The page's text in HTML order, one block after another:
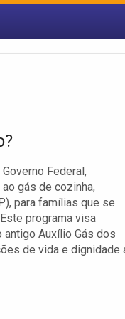
Federal,
gás de cozinha,
para famílias que se
programa visa
Auxílio Gás dos
de vida e dignidade